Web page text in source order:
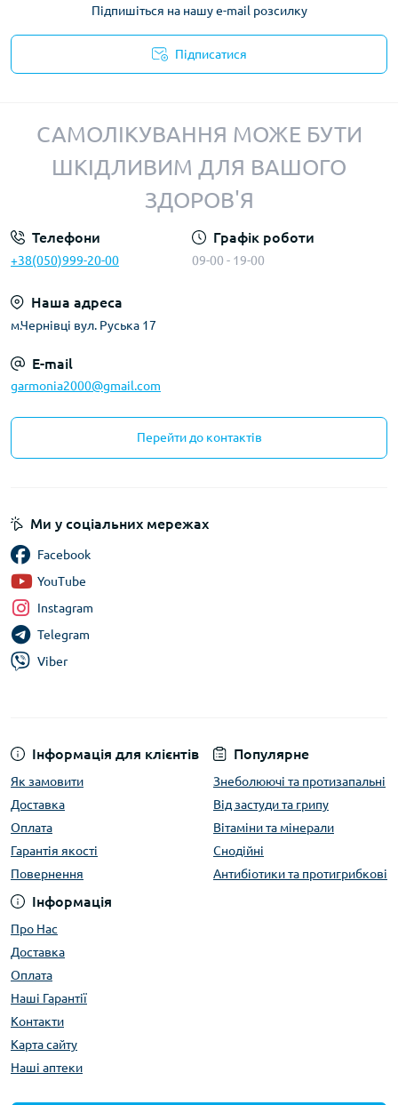
Підпишіться на нашу e-mail розсилку
Підписатися
САМОЛІКУВАННЯ МОЖЕ БУТИ
ШКІДЛИВИМ ДЛЯ ВАШОГО
ЗДОРОВ'Я
Телефони
+38(050)999-20-00
Графік роботи
09-00 - 19-00
Наша адреса
м.Чернівці вул. Руська 17
E-mail
garmonia2000@gmail.com
Перейти до контактів
Інформація для клієнтів
Як замовити
Доставка
Оплата
Гарантія якості
Повернення
Популярне
Знеболюючі та протизапальні
Від застуди та грипу
Вітаміни та мінерали
Снодійні
Антибіотики та протигрибкові
Інформація
Про Нас
Доставка
Оплата
Наші Гарантії
Контакти
Карта сайту
Наші аптеки
Ми у соціальних мережах
Facebook
YouTube
Instagram
Telegram
Viber